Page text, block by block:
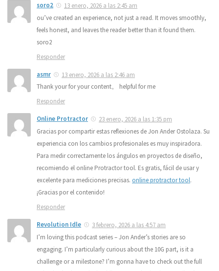
soro2
13 enero, 2026 a las 2:45 am
ou’ve created an experience, not just a read. It moves smoothly,
feels honest, and leaves the reader better than it found them.
soro2
Responder
asmr
13 enero, 2026 a las 2:46 am
Thank your for your content。 helpful for me
Responder
Online Protractor
23 enero, 2026 a las 1:35 pm
Gracias por compartir estas reflexiones de Jon Ander Ostolaza. Su
experiencia con los cambios profesionales es muy inspiradora.
Para medir correctamente los ángulos en proyectos de diseño,
recomiendo el online Protractor tool. Es gratis, fácil de usar y
excelente para mediciones precisas. online protractor tool.
¡Gracias por el contenido!
Responder
Revolution Idle
3 febrero, 2026 a las 4:57 am
I’m loving this podcast series – Jon Ander’s stories are so
engaging. I’m particularly curious about the 10G part, is it a
challenge or a milestone? I’m gonna have to check out the full